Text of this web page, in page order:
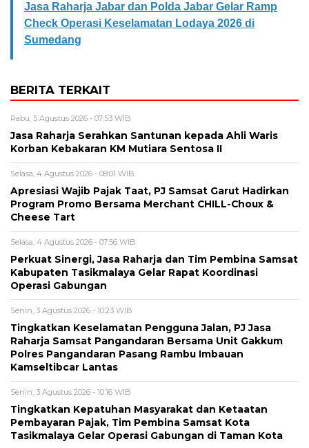
Jasa Raharja Jabar dan Polda Jabar Gelar Ramp
Check Operasi Keselamatan Lodaya 2026 di
Sumedang
BERITA TERKAIT
Rabu, 5 Agustus 2026 - 07:53 WIB
Jasa Raharja Serahkan Santunan kepada Ahli Waris
Korban Kebakaran KM Mutiara Sentosa II
Selasa, 4 Agustus 2026 - 08:01 WIB
Apresiasi Wajib Pajak Taat, PJ Samsat Garut Hadirkan
Program Promo Bersama Merchant CHILL-Choux &
Cheese Tart
Selasa, 4 Agustus 2026 - 07:56 WIB
Perkuat Sinergi, Jasa Raharja dan Tim Pembina Samsat
Kabupaten Tasikmalaya Gelar Rapat Koordinasi
Operasi Gabungan
Senin, 3 Agustus 2026 - 10:23 WIB
Tingkatkan Keselamatan Pengguna Jalan, PJ Jasa
Raharja Samsat Pangandaran Bersama Unit Gakkum
Polres Pangandaran Pasang Rambu Imbauan
Kamseltibcar Lantas
Senin, 3 Agustus 2026 - 10:16 WIB
Tingkatkan Kepatuhan Masyarakat dan Ketaatan
Pembayaran Pajak, Tim Pembina Samsat Kota
Tasikmalaya Gelar Operasi Gabungan di Taman Kota